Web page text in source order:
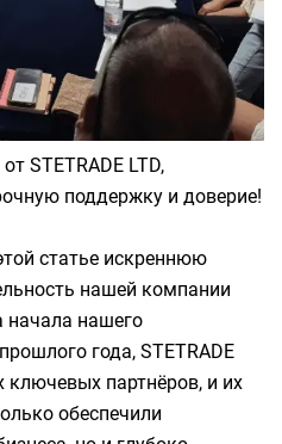
STETRADE LTD,
поддержку и доверие!
статье искреннюю
нашей компании
начала нашего
года, STETRADE
ключевых партнёров, и их
обеспечили